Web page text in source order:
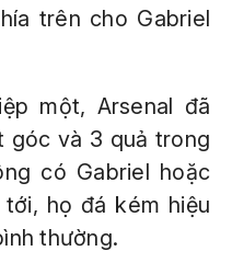
trên cho Gabriel
một, Arsenal đã
góc và 3 quả trong
có Gabriel hoặc
họ đá kém hiệu
thường.